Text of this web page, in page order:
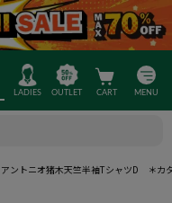
LADIES OUTLET CART MENU
アントニオ猪木天竺半袖TシャツD ＊カ